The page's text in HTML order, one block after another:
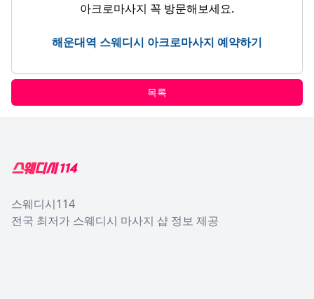
아크로마사지 꼭 방문해보세요.
해운대역 스웨디시 아크로마사지 예약하기
목록
스웨디시114
전국 최저가 스웨디시 마사지 샵 정보 제공